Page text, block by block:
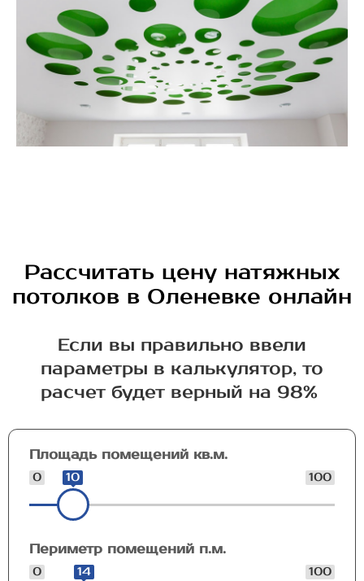
Рассчитать цену натяжных
потолков в Оленевке онлайн
Если вы правильно ввели
параметры в калькулятор, то
расчет будет верный на 98%
Площадь помещений кв.м.
0 100
10
Периметр помещений п.м.
0 100
14